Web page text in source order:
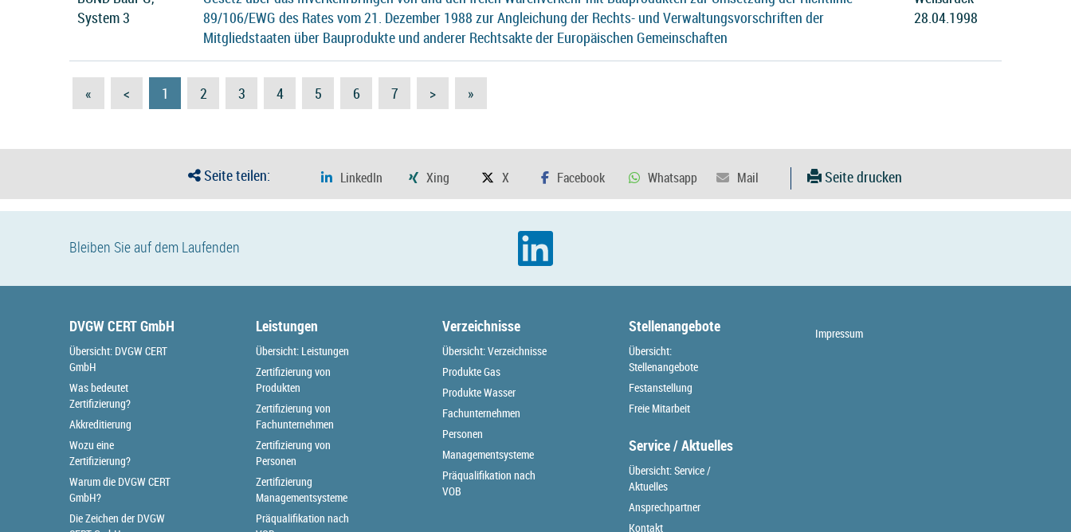
System 3
89/106/EWG des Rates vom 21. Dezember 1988 zur Angleichung der Rechts- und Verwaltungsvorschriften der
Mitgliedstaaten über Bauprodukte und anderer Rechtsakte der Europäischen Gemeinschaften
28.04.1998
« < 1 2 3 4 5 6 7 > »
Seite teilen: Seite drucken
Bleiben Sie auf dem Laufenden
DVGW CERT GmbH
Übersicht: DVGW CERT
GmbH
Was bedeutet
Zertifizierung?
Akkreditierung
Wozu eine
Zertifizierung?
Warum die DVGW CERT
GmbH?
Die Zeichen der DVGW
Leistungen
Übersicht: Leistungen
Zertifizierung von
Produkten
Zertifizierung von
Fachunternehmen
Zertifizierung von
Personen
Zertifizierung
Managementsysteme
Präqualifikation nach
Verzeichnisse
Übersicht: Verzeichnisse
Produkte Gas
Produkte Wasser
Fachunternehmen
Personen
Managementsysteme
Präqualifikation nach
VOB
Stellenangebote
Übersicht:
Stellenangebote
Festanstellung
Freie Mitarbeit
Service / Aktuelles
Übersicht: Service /
Aktuelles
Ansprechpartner
Kontakt
Impressum